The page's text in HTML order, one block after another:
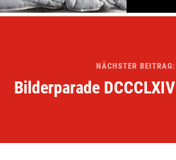
NÄCHSTER BEITRAG:
Bilderparade DCCCLXIV